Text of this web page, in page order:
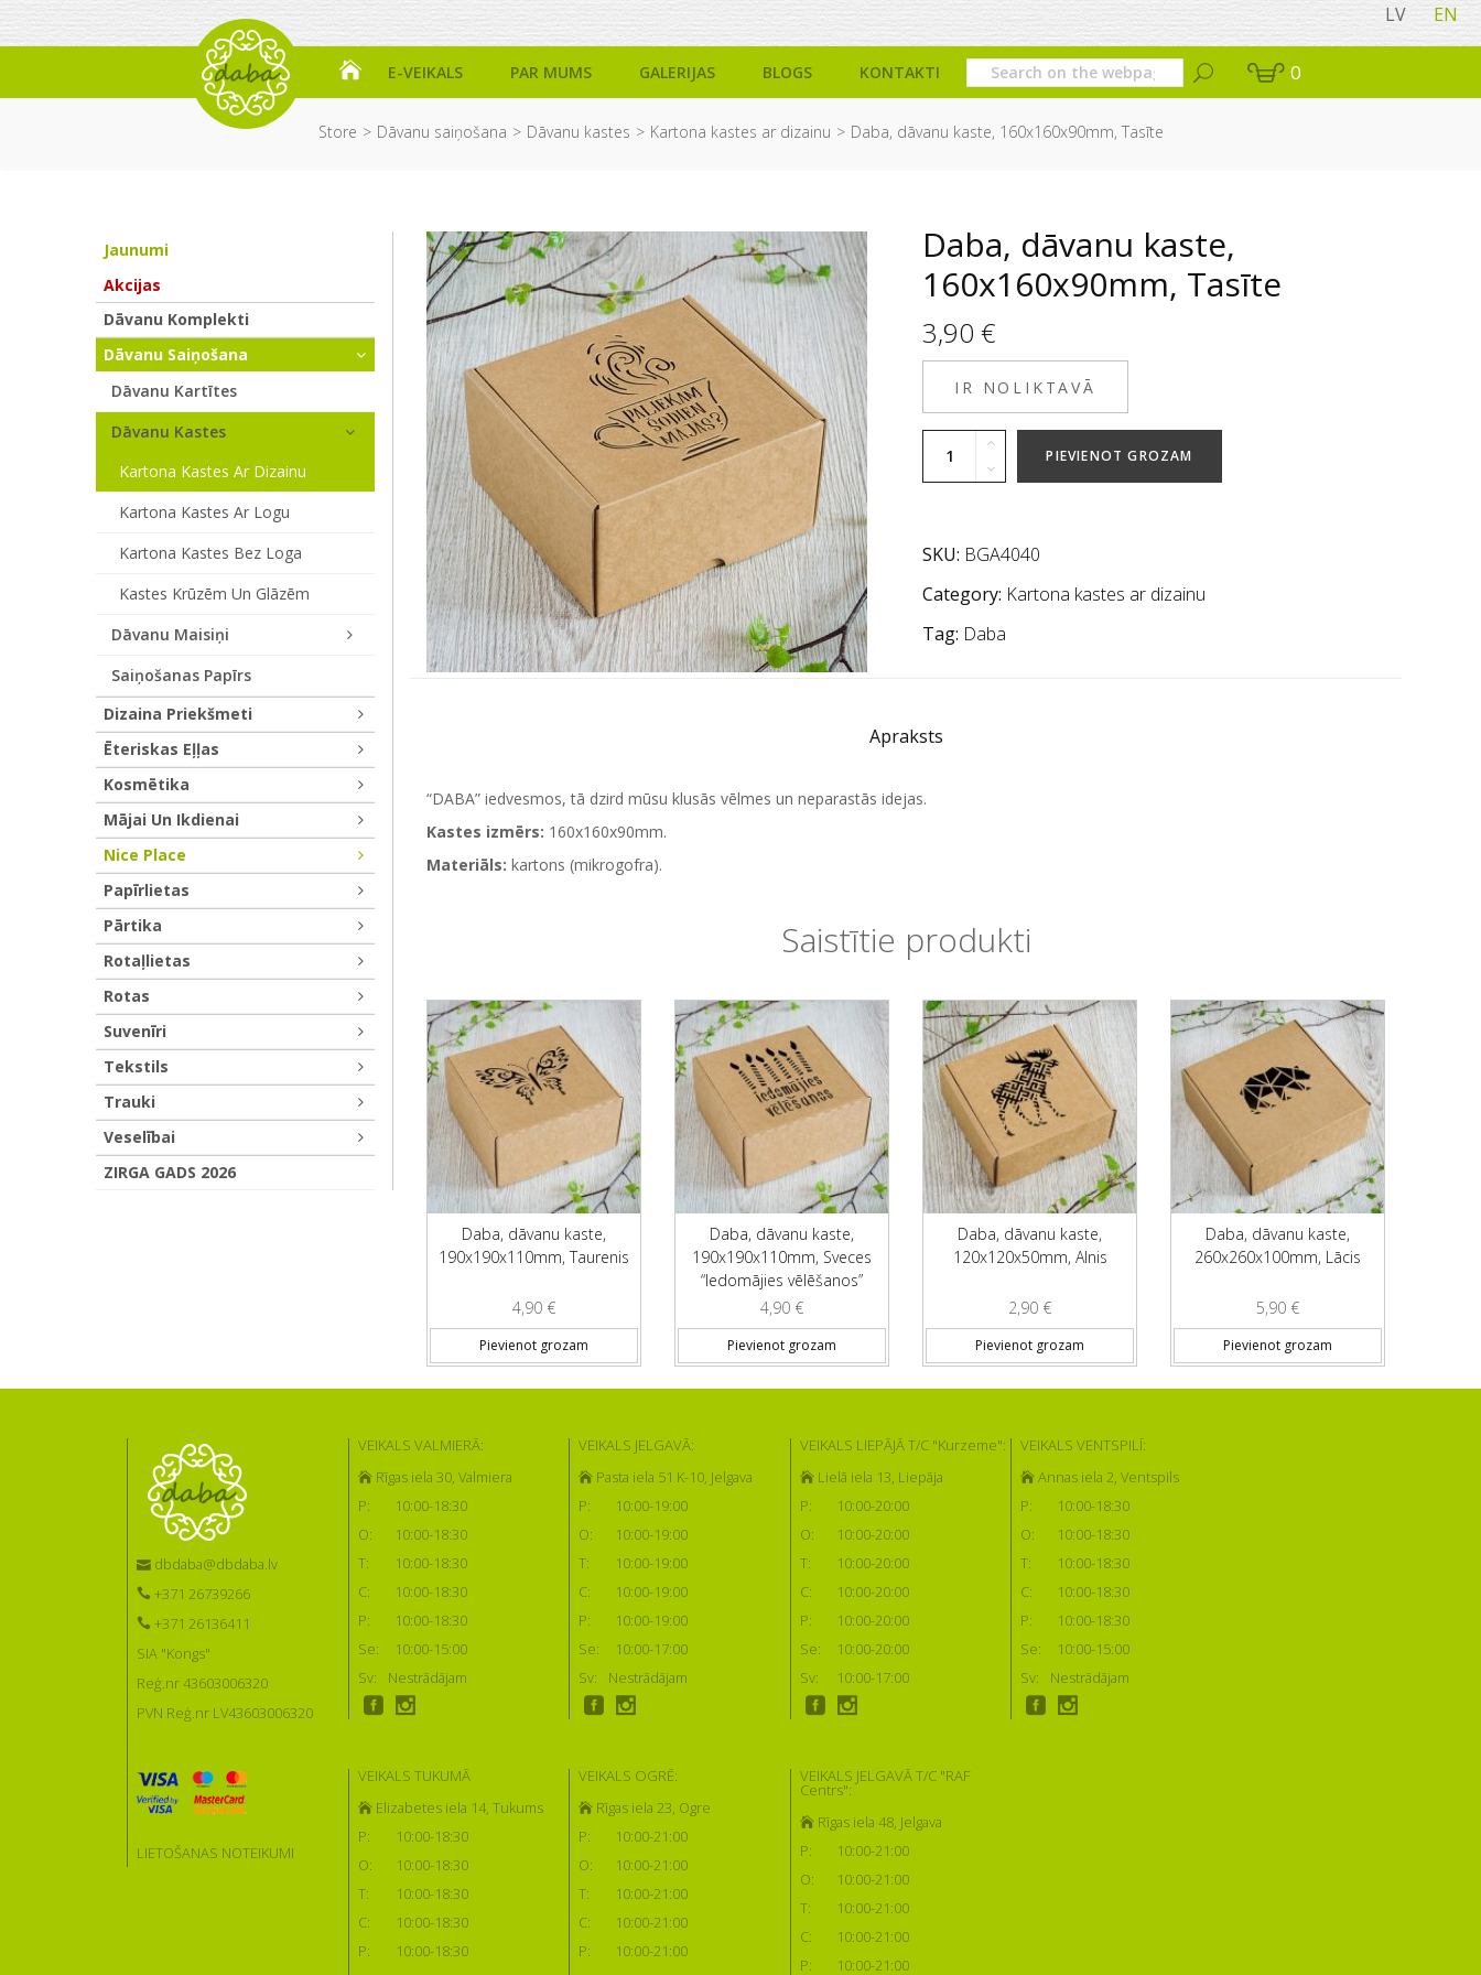
LV EN
E-VEIKALS PAR MUMS GALERIJAS BLOGS KONTAKTI 0
Store Dāvanu saiņošana Dāvanu kastes Kartona kastes ar dizainu Daba, dāvanu kaste, 160x160x90mm, Tasīte
Daba, dāvanu kaste,
160x160x90mm, Tasīte
3,90 €
IR NOLIKTAVĀ
PIEVIENOT GROZAM
SKU: BGA4040
Category: Kartona kastes ar dizainu
Tag: Daba
Apraksts
“DABA” iedvesmos, tā dzird mūsu klusās vēlmes un neparastās idejas.
Kastes izmērs: 160x160x90mm.
Materiāls: kartons (mikrogofra).
Saistītie produkti
Daba, dāvanu kaste,
190x190x110mm, Taurenis
4,90 €
Pievienot grozam
Daba, dāvanu kaste,
190x190x110mm, Sveces
“Iedomājies vēlēšanos”
4,90 €
Pievienot grozam
Daba, dāvanu kaste,
120x120x50mm, Alnis
2,90 €
Pievienot grozam
Daba, dāvanu kaste,
260x260x100mm, Lācis
5,90 €
Pievienot grozam
Jaunumi
Akcijas
Dāvanu Komplekti
Dāvanu Saiņošana
Dāvanu Kartītes
Dāvanu Kastes
Kartona Kastes Ar Dizainu
Kartona Kastes Ar Logu
Kartona Kastes Bez Loga
Kastes Krūzēm Un Glāzēm
Dāvanu Maisiņi
Saiņošanas Papīrs
Dizaina Priekšmeti
Ēteriskas Eļļas
Kosmētika
Mājai Un Ikdienai
Nice Place
Papīrlietas
Pārtika
Rotaļlietas
Rotas
Suvenīri
Tekstils
Trauki
Veselībai
ZIRGA GADS 2026
dbdaba@dbdaba.lv
+371 26739266
+371 26136411
SIA "Kongs"
Reģ.nr 43603006320
PVN Reģ.nr LV43603006320
LIETOŠANAS NOTEIKUMI
VEIKALS VALMIERĀ:
Rīgas iela 30, Valmiera
P:
10:00-18:30
O:
10:00-18:30
T:
10:00-18:30
C:
10:00-18:30
P:
10:00-18:30
Se:
10:00-15:00
Sv:
Nestrādājam
VEIKALS JELGAVĀ:
Pasta iela 51 K-10, Jelgava
P:
10:00-19:00
O:
10:00-19:00
T:
10:00-19:00
C:
10:00-19:00
P:
10:00-19:00
Se:
10:00-17:00
Sv:
Nestrādājam
VEIKALS LIEPĀJĀ T/C "Kurzeme":
Lielā iela 13, Liepāja
P:
10:00-20:00
O:
10:00-20:00
T:
10:00-20:00
C:
10:00-20:00
P:
10:00-20:00
Se:
10:00-20:00
Sv:
10:00-17:00
VEIKALS VENTSPILĪ:
Annas iela 2, Ventspils
P:
10:00-18:30
O:
10:00-18:30
T:
10:00-18:30
C:
10:00-18:30
P:
10:00-18:30
Se:
10:00-15:00
Sv:
Nestrādājam
VEIKALS TUKUMĀ
Elizabetes iela 14, Tukums
P:
10:00-18:30
O:
10:00-18:30
T:
10:00-18:30
C:
10:00-18:30
P:
10:00-18:30
VEIKALS OGRĒ:
Rīgas iela 23, Ogre
P:
10:00-21:00
O:
10:00-21:00
T:
10:00-21:00
C:
10:00-21:00
P:
10:00-21:00
VEIKALS JELGAVĀ T/C "RAF
Centrs":
Rīgas iela 48, Jelgava
P:
10:00-21:00
O:
10:00-21:00
T:
10:00-21:00
C:
10:00-21:00
P:
10:00-21:00